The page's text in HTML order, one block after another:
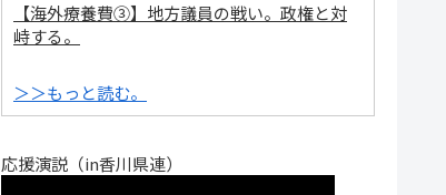
【海外療養費③】地方議員の戦い。政権と対
峙する。
＞＞もっと読む。
応援演説（in香川県連）